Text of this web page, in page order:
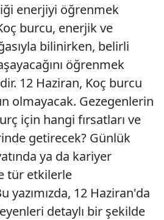
enerjiyi öğrenmek
burcu, enerjik ve
bilinirken, belirli
öğrenmek
12 Haziran, Koç burcu
olmayacak. Gezegenlerin
için hangi fırsatları ve
getirecek? Günlük
ya da kariyer
tür etkilerle
yazımızda, 12 Haziran'da
detaylı bir şekilde